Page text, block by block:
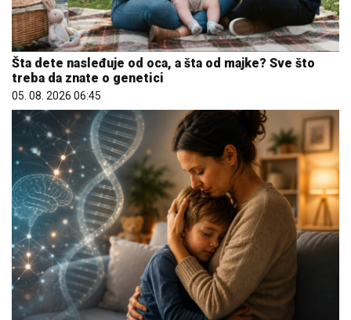
Šta dete nasleđuje od oca, a šta od majke? Sve što
treba da znate o genetici
05. 08. 2026 06:45